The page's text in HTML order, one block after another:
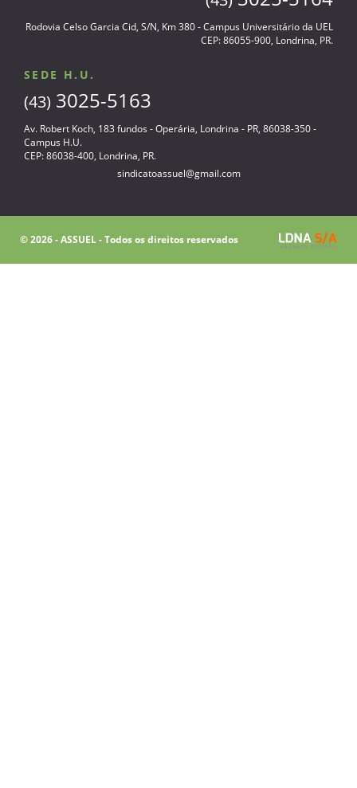
Rodovia Celso Garcia Cid, S/N, Km 380 - Campus Universitário da UEL
CEP: 86055-900, Londrina, PR.
SEDE H.U.
(43) 3025-5163
Av. Robert Koch, 183 fundos - Operária, Londrina - PR, 86038-350 -
Campus H.U.
CEP: 86038-400, Londrina, PR.
sindicatoassuel@gmail.com
© 2026 - ASSUEL - Todos os direitos reservados